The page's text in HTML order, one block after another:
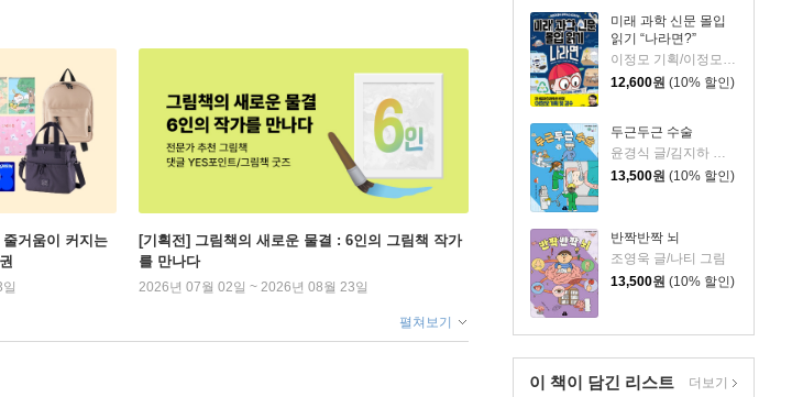
미래 과학 신문 몰입
읽기 “나라면?”
이정모 기획/이정모 감수/박정란,서재인 글/신병근 그림
12,600원 (10% 할인)
두근두근 수술
윤경식 글/김지하 그림
13,500원 (10% 할인)
반짝반짝 뇌
조영욱 글/나티 그림
13,500원 (10% 할인)
이 책이 담긴 리스트 더보기
거움이 커지는
[기획전] 그림책의 새로운 물결 : 6인의 그림책 작가
를 만나다
2026년 07월 02일 ~ 2026년 08월 23일
펼쳐보기